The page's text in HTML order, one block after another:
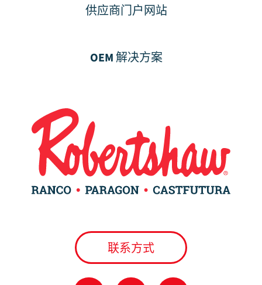
供应商门户网站
OEM 解决方案
联系方式